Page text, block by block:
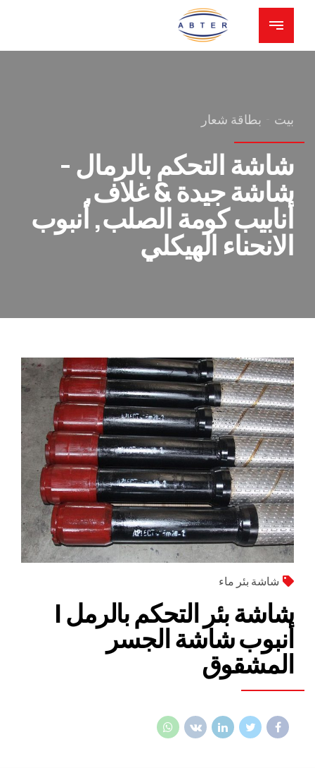
بيت بطاقة شعار
شاشة التحكم بالرمال -
شاشة جيدة & غلاف,
أنابيب كومة الصلب, أنبوب
الانحناء الهيكلي
شاشة بئر ماء
شاشة بئر التحكم بالرمل |
أنبوب شاشة الجسر
المشقوق